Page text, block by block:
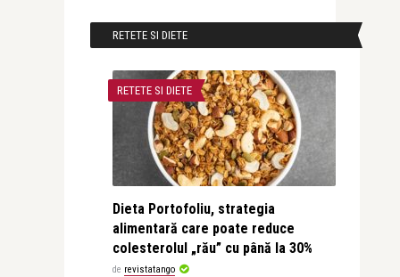
RETETE SI DIETE
RETETE SI DIETE
Dieta Portofoliu, strategia
alimentară care poate reduce
colesterolul „rău” cu până la 30%
de revistatango